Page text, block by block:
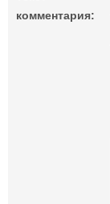
комментария: